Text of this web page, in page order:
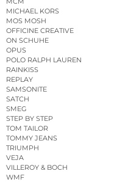
MICHAEL KORS
MOS MOSH
OFFICINE CREATIVE
ON SCHUHE
OPUS
POLO RALPH LAUREN
RAINKISS
REPLAY
SAMSONITE
SATCH
SMEG
STEP BY STEP
TOM TAILOR
TOMMY JEANS
TRIUMPH
VEJA
VILLEROY & BOCH
WMF